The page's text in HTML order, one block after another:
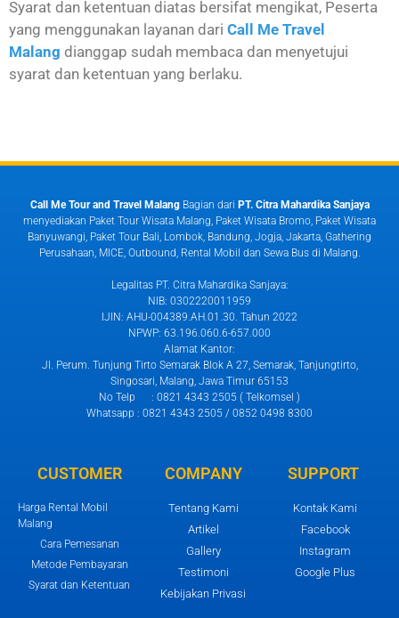
Syarat dan ketentuan diatas bersifat mengikat, Peserta
yang menggunakan layanan dari Call Me Travel
Malang dianggap sudah membaca dan menyetujui
syarat dan ketentuan yang berlaku.
Call Me Tour and Travel MalangBagian dari PT. Citra Mahardika Sanjaya
menyediakan Paket Tour Wisata Malang, Paket Wisata Bromo, Paket Wisata
Banyuwangi, Paket Tour Bali, Lombok, Bandung, Jogja, Jakarta, Gathering
Perusahaan, MICE, Outbound, Rental Mobil dan Sewa Bus di Malang.
Legalitas PT. Citra Mahardika Sanjaya:
NIB: 0302220011959
IJIN: AHU-004389.AH.01.30. Tahun 2022
NPWP: 63.196.060.6-657.000
Alamat Kantor:
Jl. Perum. Tunjung Tirto Semarak Blok A 27, Semarak, Tanjungtirto,
Singosari, Malang, Jawa Timur 65153
No Telp : 0821 4343 2505 ( Telkomsel )
Whatsapp : 0821 4343 2505 / 0852 0498 8300
CUSTOMER
Harga Rental Mobil
Malang
Cara Pemesanan
Metode Pembayaran
Syarat dan Ketentuan
COMPANY
Tentang Kami
Artikel
Gallery
Testimoni
Kebijakan Privasi
SUPPORT
Kontak Kami
Facebook
Instagram
Google Plus